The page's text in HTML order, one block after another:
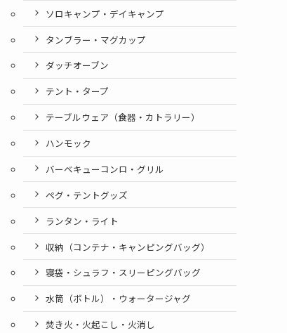
ソロキャンプ・デイキャンプ
タンブラー・マグカップ
ダッチオーブン
テント・タープ
テーブルウェア（食器・カトラリー）
ハンモック
バーベキューコンロ・グリル
ペグ・テントグッズ
ランタン・ライト
収納（コンテナ・キャンピングバッグ）
寝袋・シュラフ・スリーピングバッグ
水筒（ボトル）・ウォータージャグ
焚き火・火起こし・火消し